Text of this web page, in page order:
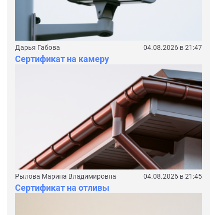
Дарья Габова 04.08.2026 в 21:47
Сертификат на камеру
Рылова Марина Владимировна 04.08.2026 в 21:45
Сертификат на отливы